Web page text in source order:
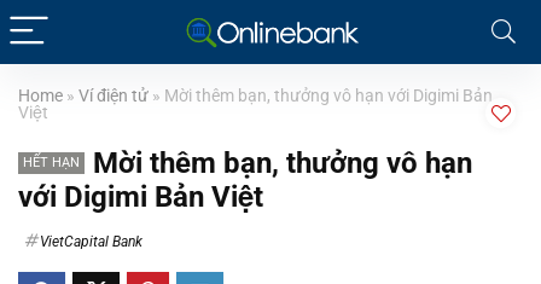
Home » Ví điện tử » Mời thêm bạn, thưởng vô hạn với Digimi Bản
Việt
HẾT HẠN
Mời thêm bạn, thưởng vô hạn
với Digimi Bản Việt
VietCapital Bank